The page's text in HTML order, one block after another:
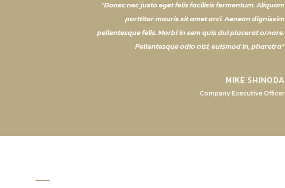
Donec nec justo eget felis facilisis fermentum. Aliquam
porttitor mauris sit amet orci. Aenean dignissim
pellentesque felis. Morbi in sem quis dui placerat ornare.
Pellentesque odio nisi, euismod in, pharetra
MIKE SHINODA
Company Executive Officer